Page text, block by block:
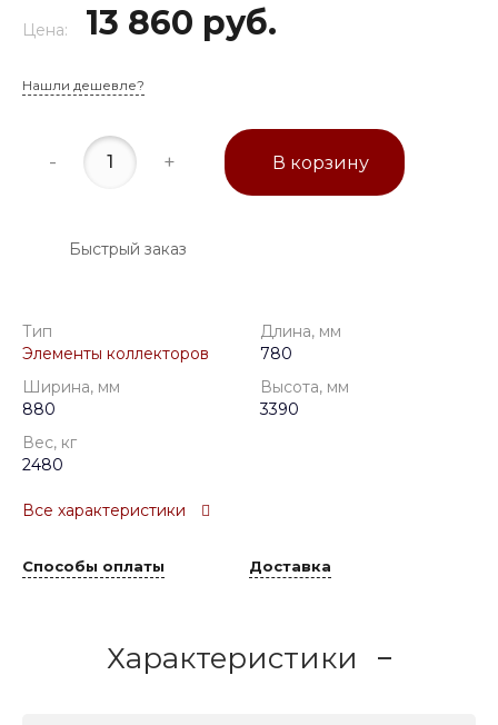
Цена: 13 860 руб.
Нашли дешевле?
- + В корзину
Быстрый заказ
Тип
Элементы коллекторов
Длина, мм
780
Ширина, мм
880
Высота, мм
3390
Вес, кг
2480
Все характеристики
Способы оплаты Доставка
Характеристики